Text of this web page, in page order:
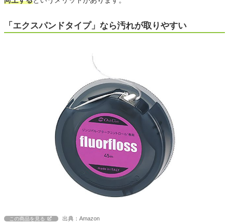
「エクスパンドタイプ」なら汚れが取りやすい
この商品を見る 出典：Amazon